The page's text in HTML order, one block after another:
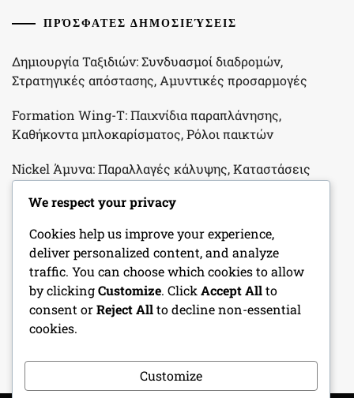
ΠΡΌΣΦΑΤΕΣ ΔΗΜΟΣΙΕΎΣΕΙΣ
Δημιουργία Ταξιδιών: Συνδυασμοί διαδρομών,
Στρατηγικές απόστασης, Αμυντικές προσαρμογές
Formation Wing-T: Παιχνίδια παραπλάνησης,
Καθήκοντα μπλοκαρίσματος, Ρόλοι παικτών
Nickel Άμυνα: Παραλλαγές κάλυψης, Καταστάσεις
χρήσης, Προσαρμογές προσωπικού στο Παιδικό
Ποδόσφαιρο
Πακέτα Blitz: Χρονοδιάγραμμα, Ρόλοι παικτών,
Επιθετικά αντεπίθετα στο Νεανικό Ποδόσφαιρο
Συναντήσεις Ομάδας Νέων: Αποτελεσματική
επικοινωνία, Συζητήσεις στρατηγικής, Συμβολή
παικτών
We respect your privacy
Cookies help us improve your experience,
deliver personalized content, and analyze
traffic. You can choose which cookies to allow
by clickingCustomize. Click Accept Allto
consent orReject Allto decline non-essential
cookies.
Customize